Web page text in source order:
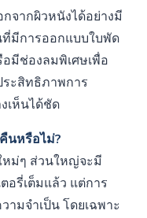
จากผิวหนังได้อย่างมี
มีการออกแบบใบพัด
มีช่องลมพิเศษเพื่อ
ระสิทธิภาพการ
เห็นได้ชัด
นหรือไม่?
ม่ๆ ส่วนใหญ่จะมี
อรี่เต็มแล้ว แต่การ
ามจำเป็น โดยเฉพาะ